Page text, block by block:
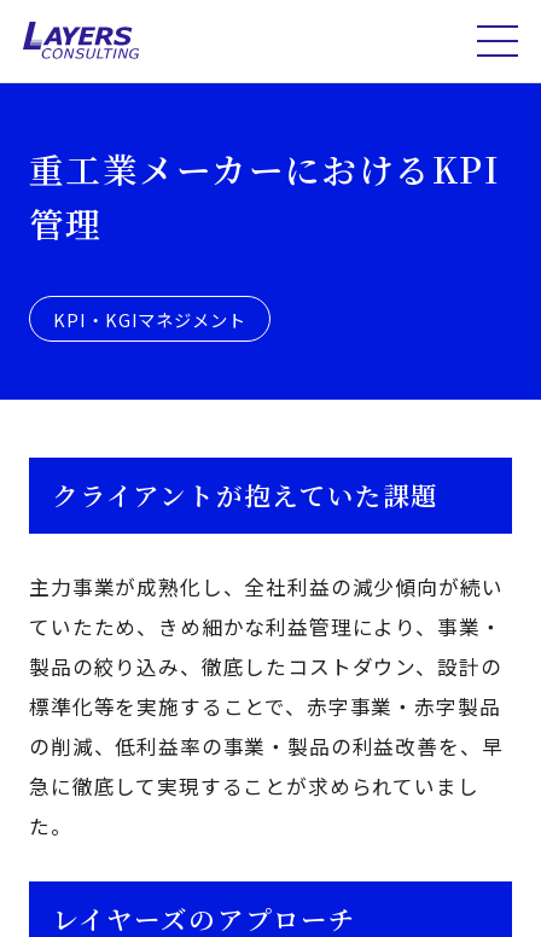
重工業メーカーにおけるKPI
管理
KPI・KGIマネジメント
クライアントが抱えていた課題
主力事業が成熟化し、全社利益の減少傾向が続い
ていたため、きめ細かな利益管理により、事業・
製品の絞り込み、徹底したコストダウン、設計の
標準化等を実施することで、赤字事業・赤字製品
の削減、低利益率の事業・製品の利益改善を、早
急に徹底して実現することが求められていまし
た。
レイヤーズのアプローチ